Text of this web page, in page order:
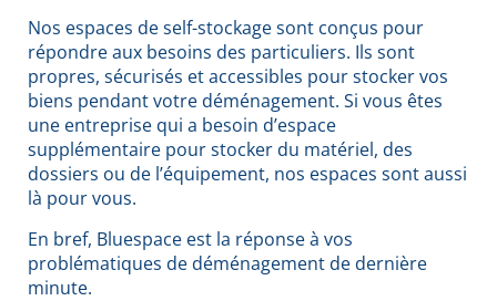
Nos espaces de self-stockage sont conçus pour
répondre aux besoins des particuliers. Ils sont
propres, sécurisés et accessibles pour stocker vos
biens pendant votre déménagement. Si vous êtes
une entreprise qui a besoin d’espace
supplémentaire pour stocker du matériel, des
dossiers ou de l’équipement, nos espaces sont aussi
là pour vous.
En bref, Bluespace est la réponse à vos
problématiques de déménagement de dernière
minute.